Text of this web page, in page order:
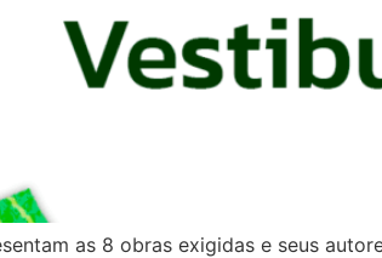
as 8 obras exigidas e seus